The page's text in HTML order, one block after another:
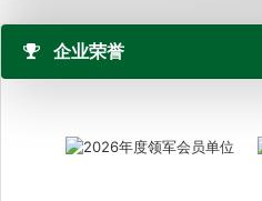
企业荣誉